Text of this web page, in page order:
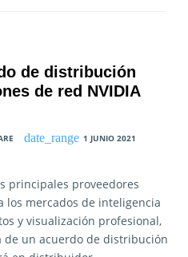
de distribución
de red NVIDIA
1 JUNIO 2021
principales proveedores
los mercados de inteligencia
y visualización profesional,
de un acuerdo de distribución